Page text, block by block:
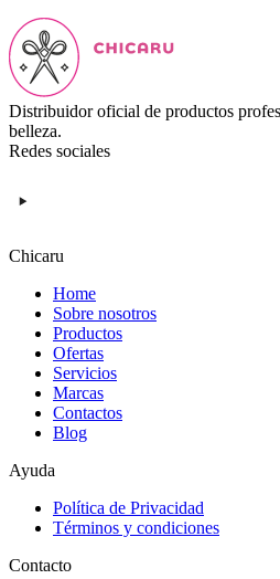
Distribuidor oficial de productos
belleza.
Redes sociales
Chicaru
Home
Sobre nosotros
Productos
Ofertas
Servicios
Marcas
Contactos
Blog
Ayuda
Política de Privacidad
Términos y condiciones
Contacto